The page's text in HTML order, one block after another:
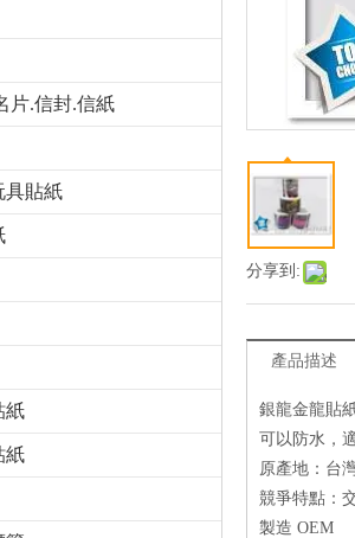
片.信封.信紙
具貼紙
紙
紙
分享到:
產品描述
銀龍金龍貼
可以防水，
原產地：台
競爭特點：
製造 OEM